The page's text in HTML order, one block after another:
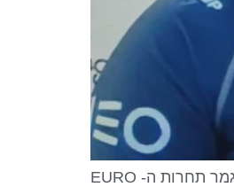
מאת: הוועד האולימפי בישראל גולשת הגלים ענת לליאור, שקבעה את הקריטריון למשחקים האולימפיים בטוקיו, העפילה היום לרבע גמר תחרות ה- EURO